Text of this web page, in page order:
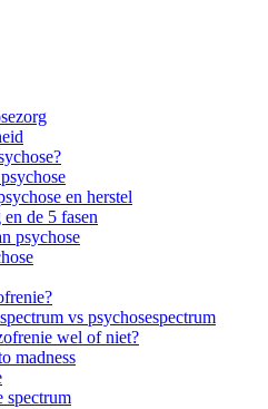
en herstel
de 5 fasen
psychose
vs psychosespectrum
wel of niet?
madness
spectrum